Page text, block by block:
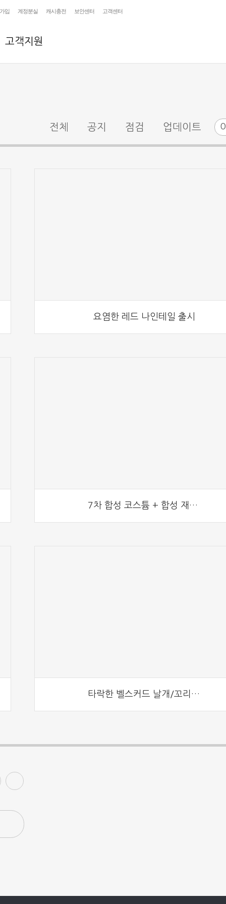
입 계정분실 캐시충전 보안센터 고객센터
고객지원
전체 공지 점검 업데이트
요염한 레드 나인테일 출시
7차 합성 코스튬 + 합성 재료 패키지 출시!
타락한 벨스커드 날개/꼬리/데칼 출시!